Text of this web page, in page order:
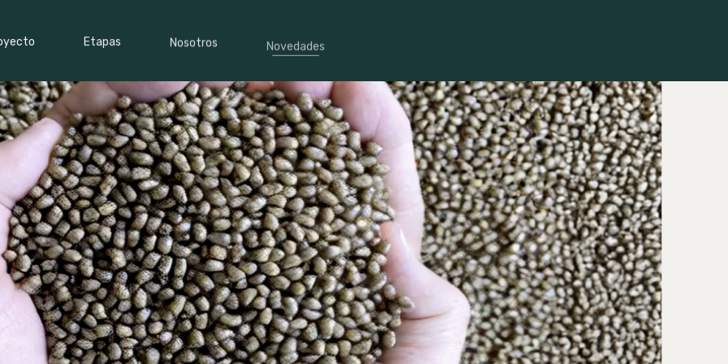
Etapas Nosotros Novedades